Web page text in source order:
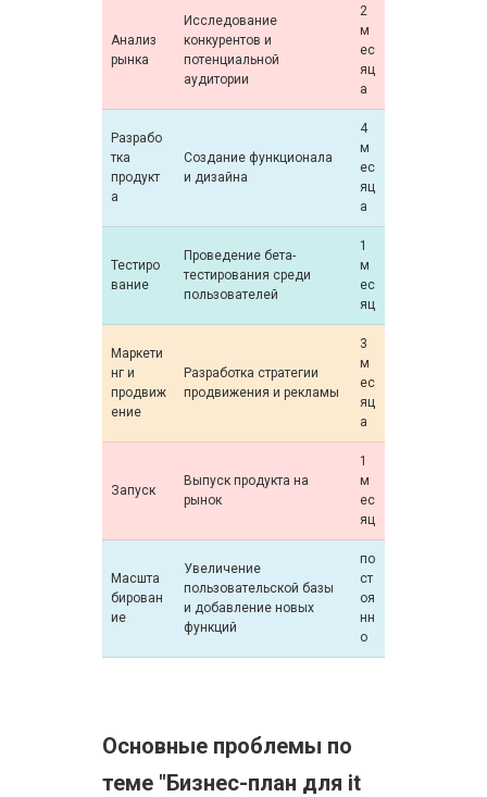
Анализ
рынка
Исследование
конкурентов и
потенциальной
аудитории
2
м
ес
яц
а
Разрабо
тка
продукт
а
Создание функционала
и дизайна
4
м
ес
яц
а
Тестиро
вание
Проведение бета-
тестирования среди
пользователей
1
м
ес
яц
Маркети
нг и
продвиж
ение
Разработка стратегии
продвижения и рекламы
3
м
ес
яц
а
Запуск
Выпуск продукта на
рынок
1
м
ес
яц
Масшта
бирован
ие
Увеличение
пользовательской базы
и добавление новых
функций
по
ст
оя
нн
о
Основные проблемы по
теме "Бизнес-план для it